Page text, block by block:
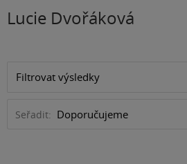
Lucie Dvořáková
Filtrovat výsledky
Seřadit: